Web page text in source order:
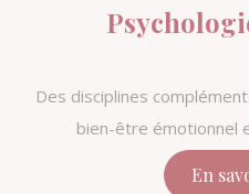
Des disciplines
bien-être émotionnel
En